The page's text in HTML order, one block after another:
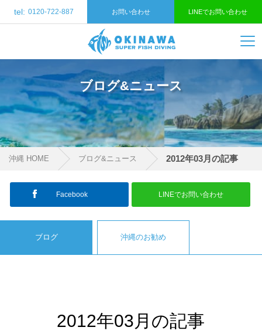
tel: 0120-722-887 お問い合わせ LINEでお問い合わせ
ブログ&ニュース
沖縄 HOME ブログ&ニュース 2012年03月の記事
ブログ 沖縄のお勧め
2012年03月の記事
Facebook LINEでお問い合わせ